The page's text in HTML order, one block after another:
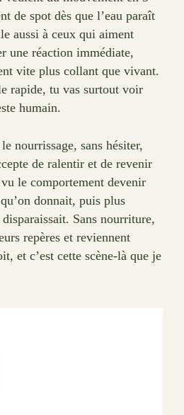
de spot dès que l’eau paraît
aussi à ceux qui aiment
une réaction immédiate,
vite plus collant que vivant.
rapide, tu vas surtout voir
humain.
nourrissage, sans hésiter,
de ralentir et de revenir
le comportement devenir
donnait, puis plus
Sans nourriture,
repères et reviennent
et c’est cette scène-là que je